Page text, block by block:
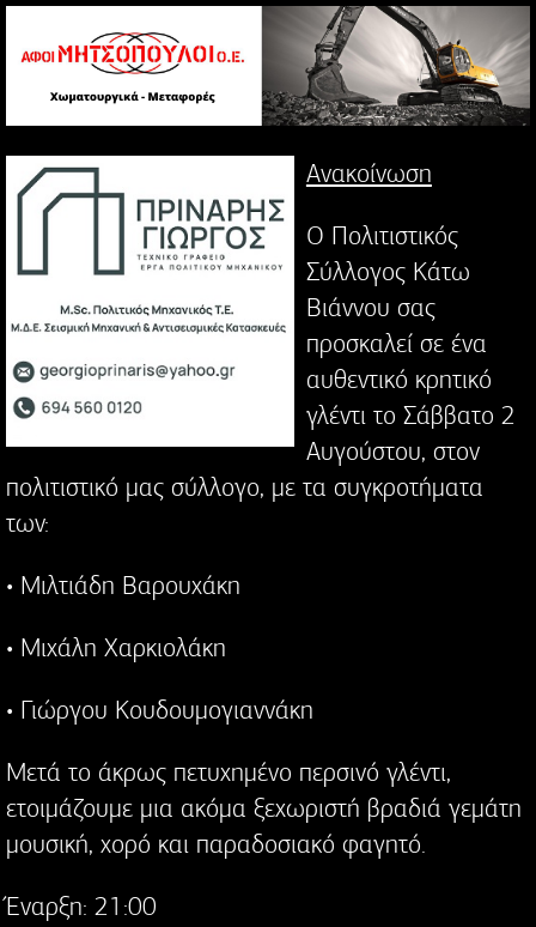
Aνακοίνωση
Ο Πολιτιστικός
Σύλλογος Κάτω
Βιάννου σας
προσκαλεί σε ένα
αυθεντικό κρητικό
γλέντι το Σάββατο 2
Αυγούστου, στον
πολιτιστικό μας σύλλογο, με τα συγκροτήματα
των:
• Μιλτιάδη Βαρουχάκη
• Μιχάλη Χαρκιολάκη
• Γιώργου Κουδουμογιαννάκη
Μετά το άκρως πετυχημένο περσινό γλέντι,
ετοιμάζουμε μια ακόμα ξεχωριστή βραδιά γεμάτη
μουσική, χορό και παραδοσιακό φαγητό.
Έναρξη: 21:00